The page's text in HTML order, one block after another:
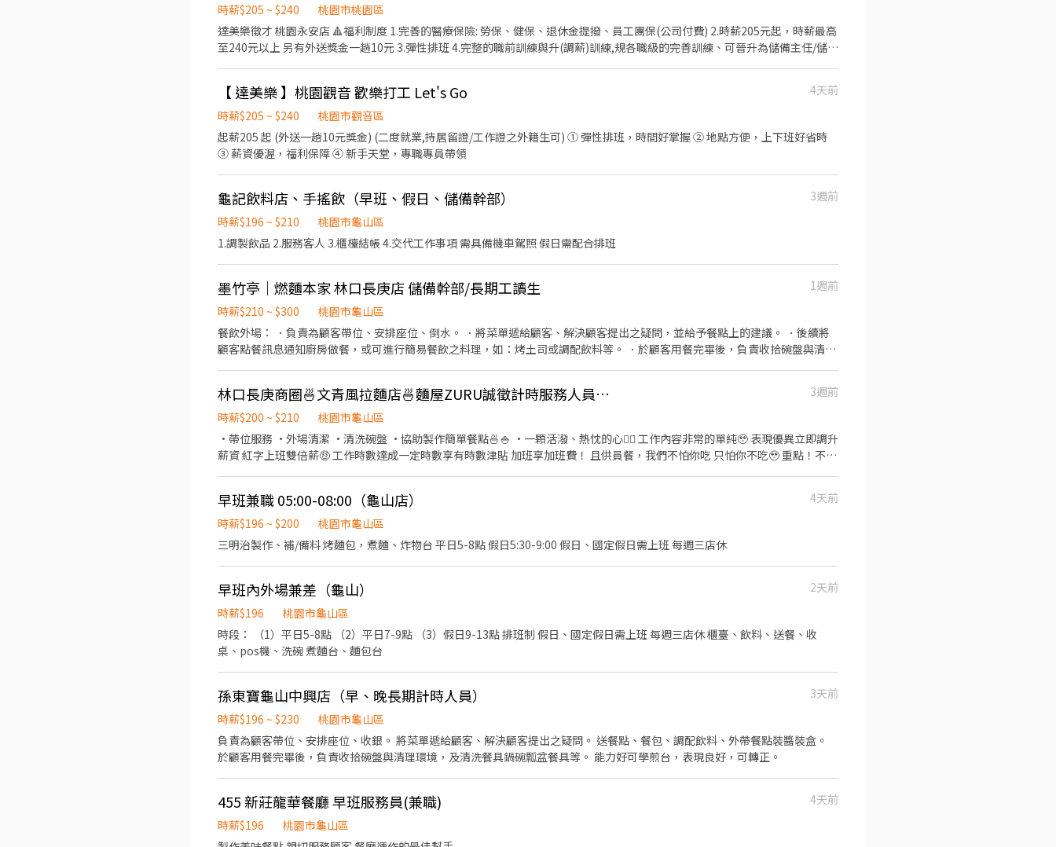
時薪$205 ~ $240
桃園市桃園區
達美樂徵才 桃園永安店 🔺福利制度 1.完善的醫療保險: 勞保、健保、退休金提撥、員工團保(公司付費) 2.時薪205元起，時薪最高
至240元以上 另有外送獎金一趟10元 3.彈性排班 4.完整的職前訓練與升(調薪)訓練,規各職級的完善訓練、可晉升為儲備主任/儲備
顧客服務、門市管理有興趣 3.配合度好 4.積極度高 5.肯學肯做 6.可配合支援其他門市
【 達美樂 】桃園觀音 歡樂打工 Let's Go
4天前
時薪$205 ~ $240
桃園市觀音區
起薪205 起 (外送一趟10元獎金) (二度就業,持居留證/工作證之外籍生可) ① 彈性排班，時間好掌握 ② 地點方便，上下班好省時
③ 薪資優渥，福利保障 ④ 新手天堂，專職專員帶領
龜記飲料店、手搖飲（早班、假日、儲備幹部）
3週前
時薪$196 ~ $210
桃園市龜山區
1.調製飲品 2.服務客人 3.櫃檯結帳 4.交代工作事項 需具備機車駕照 假日需配合排班
墨竹亭｜燃麵本家 林口長庚店 儲備幹部/長期工讀生
1週前
時薪$210 ~ $300
桃園市龜山區
餐飲外場： ．負責為顧客帶位、安排座位、倒水。 ．將菜單遞給顧客、解決顧客提出之疑問，並給予餐點上的建議。 ．後續將
顧客點餐訊息通知廚房做餐，或可進行簡易餐飲之料理，如：烤土司或調配飲料等。 ．於顧客用餐完畢後，負責收拾碗盤與清理
重量。 ．負責擺盤、打包外帶服務。
林口長庚商圈🍜文青風拉麵店🍜麵屋ZURU誠徵計時服務人員（福利佳）
3週前
時薪$200 ~ $210
桃園市龜山區
·帶位服務 ·外場清潔 ·清洗碗盤 ·協助製作簡單餐點🍜🍚 ·一顆活潑、熱忱的心❤️‍🔥 工作內容非常的單純🥹 表現優異立即調升
薪資 紅字上班雙倍薪🤑 工作時數達成一定時數享有時數津貼 加班享加班費！ 且供員餐，我們不怕你吃 只怕你不吃🥹 重點！不定
早班兼職 05:00-08:00（龜山店）
4天前
時薪$196 ~ $200
桃園市龜山區
三明治製作、補/備料 烤麵包，煮麵、炸物台 平日5-8點 假日5:30-9:00 假日、國定假日需上班 每週三店休
早班內外場兼差（龜山）
2天前
時薪$196
桃園市龜山區
時段： （1）平日5-8點 （2）平日7-9點 （3）假日9-13點 排班制 假日、國定假日需上班 每週三店休 櫃臺、飲料、送餐、收
桌、pos機、洗碗 煮麵台、麵包台
孫東寶龜山中興店（早、晚長期計時人員）
3天前
時薪$196 ~ $230
桃園市龜山區
負責為顧客帶位、安排座位、收銀。 將菜單遞給顧客、解決顧客提出之疑問。 送餐點、餐包、調配飲料、外帶餐點裝醬裝盒。
於顧客用餐完畢後，負責收拾碗盤與清理環境，及清洗餐具鍋碗瓢盆餐具等。 能力好可學煎台，表現良好，可轉正。
455 新莊龍華餐廳 早班服務員(兼職)
4天前
時薪$196
桃園市龜山區